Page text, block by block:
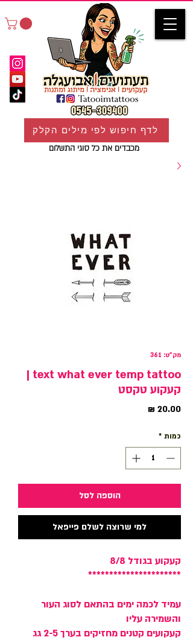
מכבדים את כל סוגי התשלום
לדף חיפוש לפי מילים הקלק
מק"ט: 361
text what ever temp tattoo |
קעקוע טקסט
כמות *
הוספה לסל
למי שרוצה לשלם פייפאל
קעקוע בגודל 8/8
**********************
עמיד לכמה ימים בהתאם לסוג העור
והשמירה עליו
קעקועים קטנים מחזיקים בערך 2-5 גג